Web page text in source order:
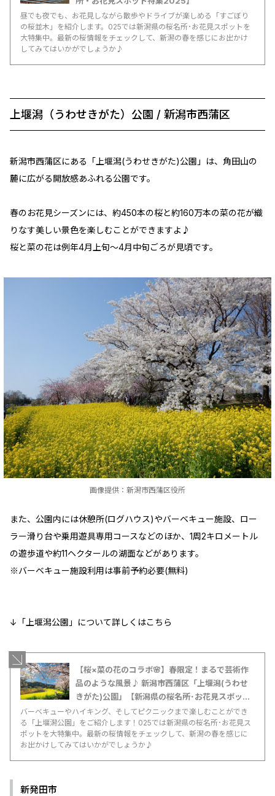
昼でも夜でも、お花見しながら散歩やドライブが楽しめる「すごぼり
の桜並木」を紹介します。025では新潟県の桜名所･お花見スポットを
大特集中。最新の桜情報をチェックして、新潟の春を感じにお出かけ
してみてはいかがでしょうか♪
上堰潟（うわせきがた）公園 / 新潟市西蒲区
新潟市西蒲区にある「上堰潟(うわせきがた)公園」は、角田山の
麓に広がる開放感あふれる公園です。
春のお花見シーズンには、約450本の桜と約160万本の菜の花が織
りなす美しい景色を楽しむことができますよ♪
桜と菜の花は例年4月上旬～4月中旬ごろが見頃です。
画像提供：新潟市西蒲区役所
また、公園内には休憩所(ログハウス)やバーベキュー施設、ロー
ラー滑り台や乗用遊具専用コースなどのほか、1周2キロメートル
の遊歩道や約11ヘクタールの湖面などがあります。
※バーベキュー施設利用は事前予約必要(無料)
↓「上堰潟公園」について詳しくはこちら
【桜×菜の花のコラボ🌸】春限定！まるで芸術作
品のような風景♪ 新潟市西蒲区「上堰潟(うわせ
きがた)公園」【新潟県の桜名所･お花見スポット
特集2025】
バーベキューやハイキング、そしてピクニックまで楽しむことができ
る「上堰潟公園」をご紹介します！025では新潟県の桜名所･お花見ス
ポットを大特集中。最新の桜情報をチェックして、新潟の春を感じに
お出かけしてみてはいかがでしょうか♪
新発田市